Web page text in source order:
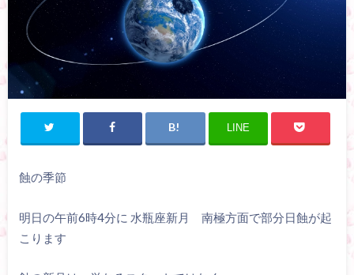
LINE
蝕の季節
明日の午前6時4分に 水瓶座新月 南極方面で部分日蝕が起
こります